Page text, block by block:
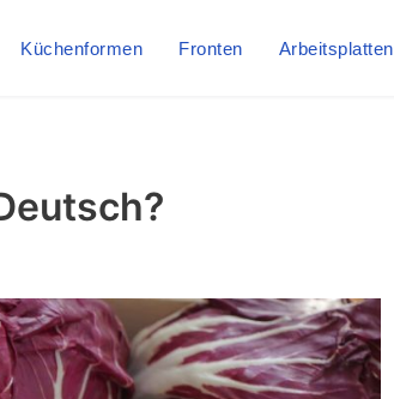
Küchenformen Fronten Arbeitsplatten